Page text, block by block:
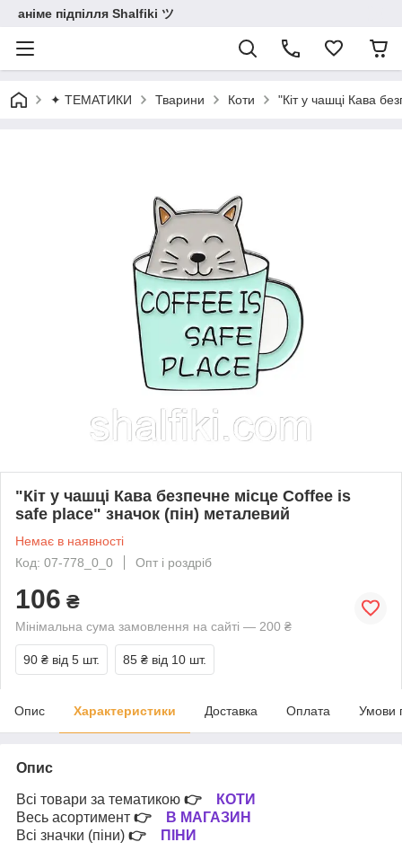
аніме підпілля Shalfiki ツ
✦ ТЕМАТИКИ Тварини Коти "Кіт у чашці Кава
"Кіт у чашці Кава безпечне місце Coffee is
safe place" значок (пін) металевий
Немає в наявності
Код: 07-778_0_0
Опт і роздріб
106 ₴
Мінімальна сума замовлення на сайті — 200 ₴
90 ₴ від 5 шт. 85 ₴ від 10 шт.
Опис Характеристики Доставка Оплата Умови
Опис
Всі товари за тематикою 👉
КОТИ
Весь асортимент 👉
В МАГАЗИН
Всі значки (піни) 👉
ПІНИ